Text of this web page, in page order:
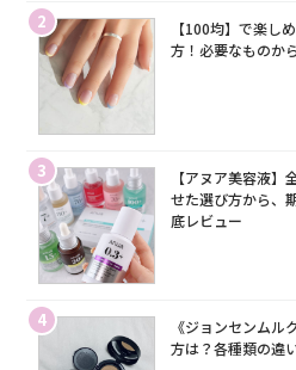
2
【100均】で楽し
方！必要なものか
3
【アヌア美容液
せた選び方から、
底レビュー
4
《ジョンセンムル
方は？各種類の違